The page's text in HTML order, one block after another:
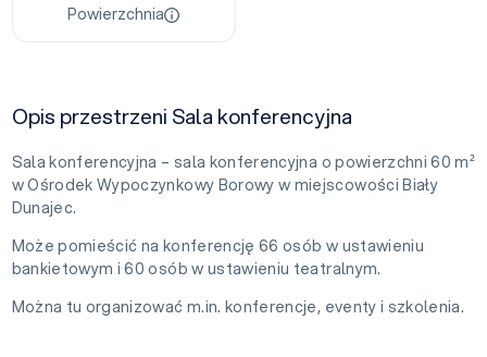
Powierzchnia
Opis przestrzeni Sala konferencyjna
Sala konferencyjna – sala konferencyjna o powierzchni 60 m²
w Ośrodek Wypoczynkowy Borowy w miejscowości Biały
Dunajec.
Może pomieścić na konferencję 66 osób w ustawieniu
bankietowym i 60 osób w ustawieniu teatralnym.
Można tu organizować m.in. konferencje, eventy i szkolenia.